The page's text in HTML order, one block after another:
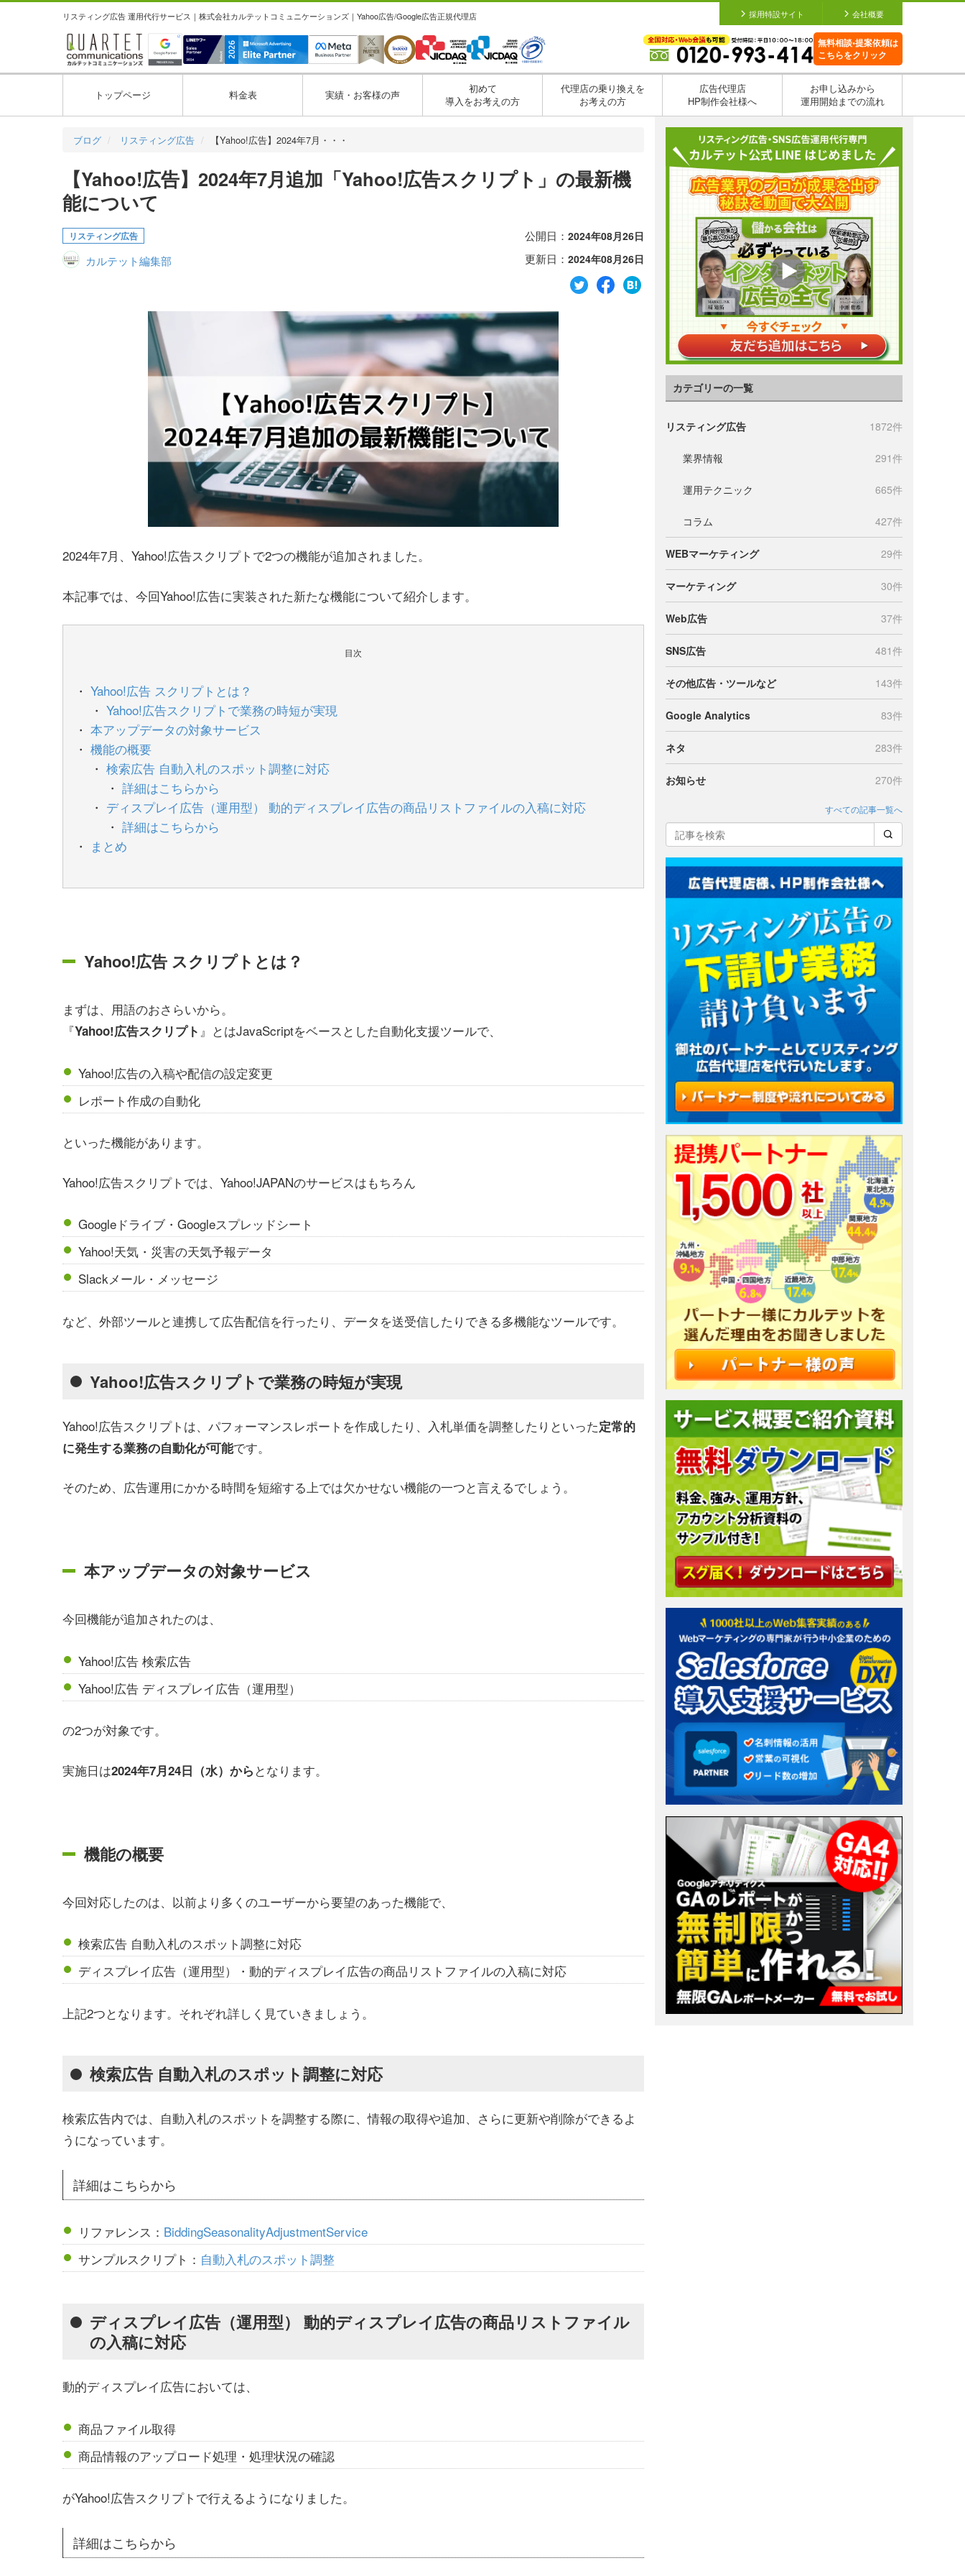
リスティング広告 運用代行サービス｜株式会社カルテットコミュニケーションズ｜Yahoo広告/Google広告正規代理店 採用特設サイト 会社概要
無料相談•提案依頼は
こちらをクリック
トップページ 料金表 実績・お客様の声
初めて
導入をお考えの方
代理店の乗り換えを
お考えの方
広告代理店
HP制作会社様へ
お申し込みから
運用開始までの流れ
ブログ リスティング広告 【Yahoo!広告】2024年7月・・・
【Yahoo!広告】2024年7月追加「Yahoo!広告スクリプト」の最新機
能について
リスティング広告
カルテット編集部
公開日： 2024年08月26日
更新日： 2024年08月26日
2024年7月、Yahoo!広告スクリプトで2つの機能が追加されました。
本記事では、今回Yahoo!広告に実装された新たな機能について紹介します。
目次
Yahoo!広告 スクリプトとは？
Yahoo!広告スクリプトで業務の時短が実現
本アップデータの対象サービス
機能の概要
検索広告 自動入札のスポット調整に対応
詳細はこちらから
ディスプレイ広告（運用型） 動的ディスプレイ広告の商品リストファイルの入稿に対応
詳細はこちらから
まとめ
Yahoo!広告 スクリプトとは？
まずは、用語のおさらいから。
『Yahoo!広告スクリプト 』とはJavaScriptをベースとした自動化支援ツールで、
Yahoo!広告の入稿や配信の設定変更
レポート作成の自動化
といった機能があります。
Yahoo!広告スクリプトでは、Yahoo!JAPANのサービスはもちろん
Googleドライブ・Googleスプレッドシート
Yahoo!天気・災害の天気予報データ
Slackメール・メッセージ
など、外部ツールと連携して広告配信を行ったり、データを送受信したりできる多機能なツールです。
Yahoo!広告スクリプトで業務の時短が実現
Yahoo!広告スクリプトは、パフォーマンスレポートを作成したり、入札単価を調整したりといった定常的
に発生する業務の自動化が可能です。
そのため、広告運用にかかる時間を短縮する上では欠かせない機能の一つと言えるでしょう。
本アップデータの対象サービス
今回機能が追加されたのは、
Yahoo!広告 検索広告
Yahoo!広告 ディスプレイ広告（運用型）
の2つが対象です。
実施日は2024年7月24日（水）から となります。
機能の概要
今回対応したのは、以前より多くのユーザーから要望のあった機能で、
検索広告 自動入札のスポット調整に対応
ディスプレイ広告（運用型）・動的ディスプレイ広告の商品リストファイルの入稿に対応
上記2つとなります。それぞれ詳しく見ていきましょう。
検索広告 自動入札のスポット調整に対応
検索広告内では、自動入札のスポットを調整する際に、情報の取得や追加、さらに更新や削除ができるよ
うになっています。
詳細はこちらから
リファレンス： BiddingSeasonalityAdjustmentService
サンプルスクリプト： 自動入札のスポット調整
ディスプレイ広告（運用型） 動的ディスプレイ広告の商品リストファイル
の入稿に対応
動的ディスプレイ広告においては、
商品ファイル取得
商品情報のアップロード処理・処理状況の確認
がYahoo!広告スクリプトで行えるようになりました。
詳細はこちらから
カテゴリーの一覧
リスティング広告 1872件
業界情報 291件
運用テクニック 665件
コラム 427件
WEBマーケティング 29件
マーケティング 30件
Web広告 37件
SNS広告 481件
その他広告・ツールなど 143件
Google Analytics 83件
ネタ 283件
お知らせ 270件
すべての記事一覧へ